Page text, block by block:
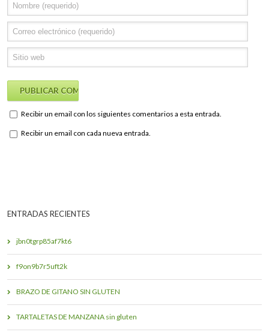
Recibir un email con los siguientes comentarios a esta entrada.
Recibir un email con cada nueva entrada.
ENTRADAS RECIENTES
jbn0tgrp85af7kt6
f9on9b7r5uft2k
BRAZO DE GITANO SIN GLUTEN
TARTALETAS DE MANZANA sin gluten